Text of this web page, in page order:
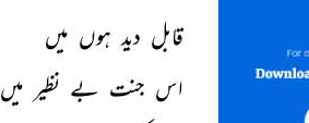
قابل دید ہوں میں
اس جنت بے نظیر میں